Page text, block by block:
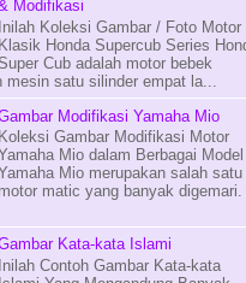
Modifikasi
Inilah Koleksi Gambar / Foto Motor
Klasik Honda Supercub Series
Cub adalah motor bebek
mesin satu silinder empat la...
Modifikasi Yamaha Mio
Koleksi Gambar Modifikasi Motor
Mio dalam Berbagai Model
Mio merupakan salah satu
motor matic yang banyak digemari.
Kata-kata Islami
Inilah Contoh Gambar Kata-kata